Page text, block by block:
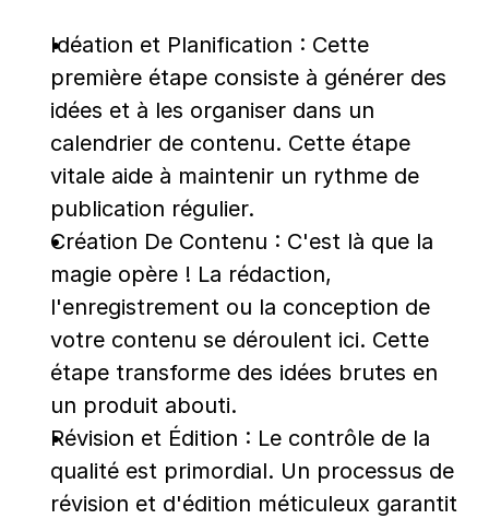
Idéation et Planification : Cette
première étape consiste à générer des
idées et à les organiser dans un
calendrier de contenu. Cette étape
vitale aide à maintenir un rythme de
publication régulier.
Création De Contenu : C'est là que la
magie opère ! La rédaction,
l'enregistrement ou la conception de
votre contenu se déroulent ici. Cette
étape transforme des idées brutes en
un produit abouti.
Révision et Édition : Le contrôle de la
qualité est primordial. Un processus de
révision et d'édition méticuleux garantit